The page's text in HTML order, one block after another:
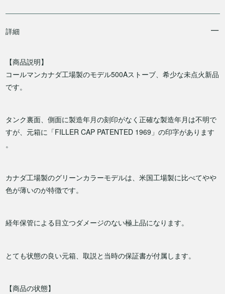
詳細
【商品説明】
コールマンカナダ工場製のモデル500Aストーブ、希少な未点火新品
です。
タンク裏面、側面に製造年月の刻印がなく正確な製造年月は不明で
すが、元箱に「FILLER CAP PATENTED 1969」の印字があります
。
カナダ工場製のグリーンカラーモデルは、米国工場製に比べてやや
色が薄いのが特徴です。
経年保管による目立つダメージのない極上品になります。
とても状態の良い元箱、取説と当時の保証書が付属します。
【商品の状態】